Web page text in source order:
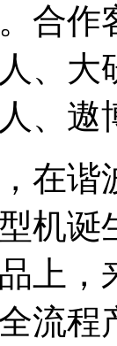
合作
、大
、遨
谐波
机诞
上，
流程